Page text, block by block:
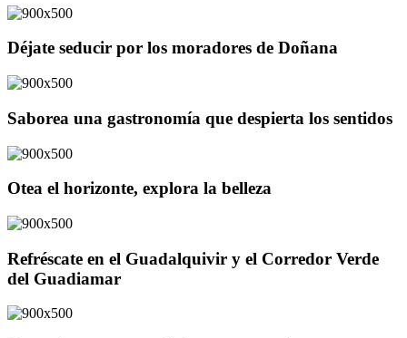
Déjate seducir por los moradores de Doñana
Saborea una gastronomía que despierta los sentidos
Otea el horizonte, explora la belleza
Refréscate en el Guadalquivir y el Corredor Verde
del Guadiamar